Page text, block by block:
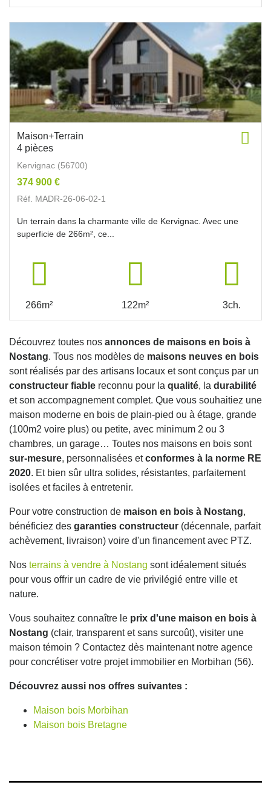
Maison+Terrain
4 pièces
Kervignac (56700)
374 900 €
Réf. MADR-26-06-02-1
Un terrain dans la charmante ville de Kervignac. Avec une
superficie de 266m², ce...
266m² 122m² 3ch.
Découvrez toutes nos annonces de maisons en bois à
Nostang. Tous nos modèles de maisons neuves en bois
sont réalisés par des artisans locaux et sont conçus par un
constructeur fiable reconnu pour la qualité, la durabilité
et son accompagnement complet. Que vous souhaitiez une
maison moderne en bois de plain-pied ou à étage, grande
(100m2 voire plus) ou petite, avec minimum 2 ou 3
chambres, un garage… Toutes nos maisons en bois sont
sur-mesure, personnalisées etconformes à la norme RE
2020. Et bien sûr ultra solides, résistantes, parfaitement
isolées et faciles à entretenir.
Pour votre construction de maison en bois à Nostang,
bénéficiez des garanties constructeur (décennale, parfait
achèvement, livraison) voire d'un financement avec PTZ.
Nos terrains à vendre à Nostang sont idéalement situés
pour vous offrir un cadre de vie privilégié entre ville et
nature.
Vous souhaitez connaître le prix d'une maison en bois à
Nostang (clair, transparent et sans surcoût), visiter une
maison témoin ? Contactez dès maintenant notre agence
pour concrétiser votre projet immobilier en Morbihan (56).
Découvrez aussi nos offres suivantes :
Maison bois Morbihan
Maison bois Bretagne